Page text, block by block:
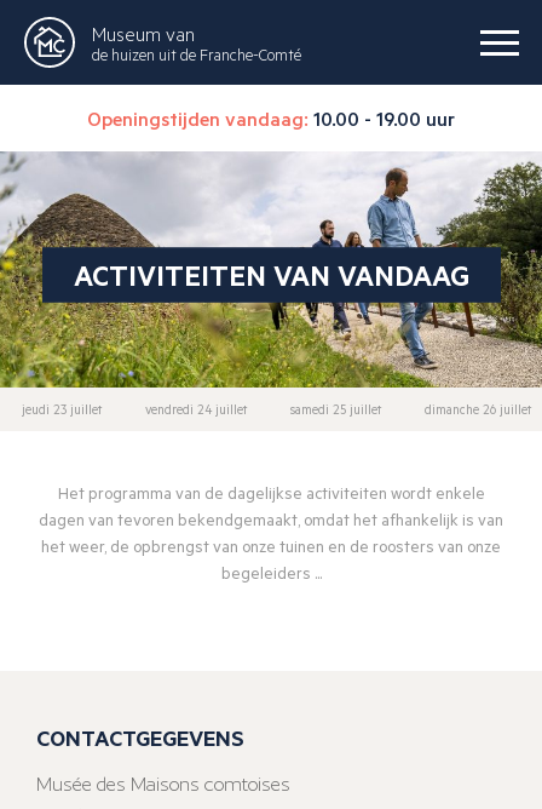
Museum van
de huizen uit de Franche-Comté
Openingstijden vandaag: 10.00 - 19.00 uur
ACTIVITEITEN VAN VANDAAG
jeudi 23 juillet vendredi 24 juillet samedi 25 juillet dimanche 26 juillet
Het programma van de dagelijkse activiteiten wordt enkele
dagen van tevoren bekendgemaakt, omdat het afhankelijk is van
het weer, de opbrengst van onze tuinen en de roosters van onze
begeleiders ...
CONTACTGEGEVENS
Musée des Maisons comtoises